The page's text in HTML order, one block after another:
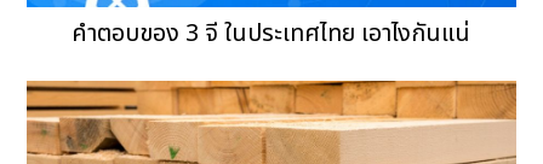
คำตอบของ 3 จี ในประเทศไทย เอาไงกันแน่